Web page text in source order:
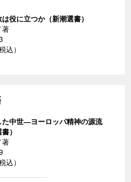
役に立つか（新潮選書）
著
込）
た中世―ヨーロッパ精神の源流
）
著
込）